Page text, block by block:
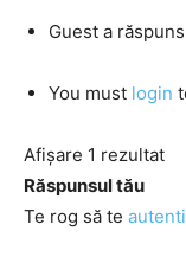
Guest a răspuns
You must login
Afișare 1 rezultat
Răspunsul tău
Te rog să te